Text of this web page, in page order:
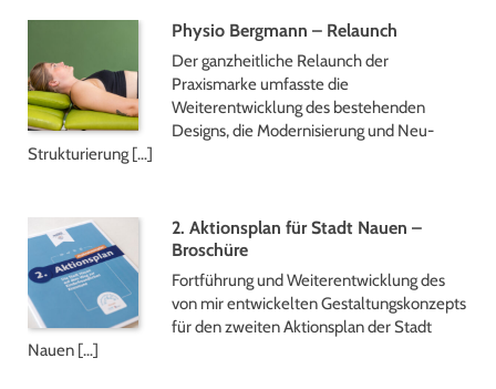
Physio Bergmann – Relaunch
Der ganzheitliche Relaunch der
Praxismarke umfasste die
Weiterentwicklung des bestehenden
Designs, die Modernisierung und Neu-
Strukturierung […]
2. Aktionsplan für Stadt Nauen –
Broschüre
Fortführung und Weiterentwicklung des
von mir entwickelten Gestaltungskonzepts
für den zweiten Aktionsplan der Stadt
Nauen […]